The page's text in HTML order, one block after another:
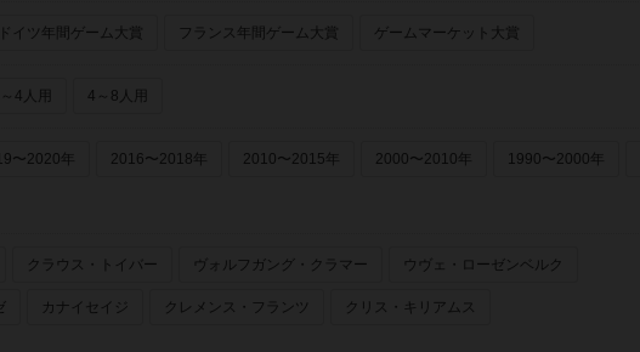
ドイツ年間ゲーム大賞 フランス年間ゲーム大賞 ゲームマーケット大賞
4人用 4～8人用
〜2020年 2016〜2018年 2010〜2015年 2000〜2010年 1990〜2000年
クラウス・トイバー ヴォルフガング・クラマー ウヴェ・ローゼンベルク
カナイセイジ クレメンス・フランツ クリス・キリアムス